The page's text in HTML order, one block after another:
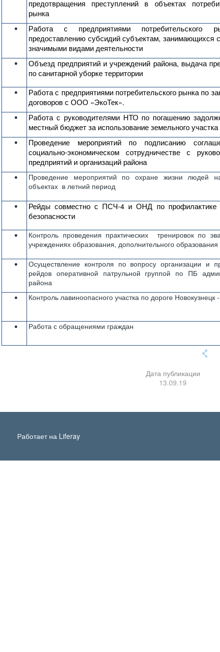
предотвращения преступлений в объектах
рынка
Работа с предприятиями потребительского
предоставлению субсидий субъектам, занимающихся
значимыми видами деятельности
Объезд предприятий и учреждений района, выдача
по санитарной уборке территории
Работа с предприятиями потребительского рынка по
договоров с ООО «ЭкоТек».
Работа с руководителями НТО по погашению
местный бюджет за использование земельного участка
Проведение мероприятий по подписанию
социально-экономическом сотрудничестве с
предприятий и организаций района
Проведение мероприятий по охране жизни людей
объектах в летний период
Рейды совместно с ПСЧ-4 и ОНД по профилактике
безопасности
Контроль проведения практических тренировок по
учреждениях образования, дополнительного образования
Осуществление контроля по вопросу организации и
рейдов оперативной патрульной группой по ПБ
района
Контроль лавиноопасного участка по дороге Новокузнецк
Работа с обращениями граждан
Дата публикации
13.09.19
Работает на Liferay